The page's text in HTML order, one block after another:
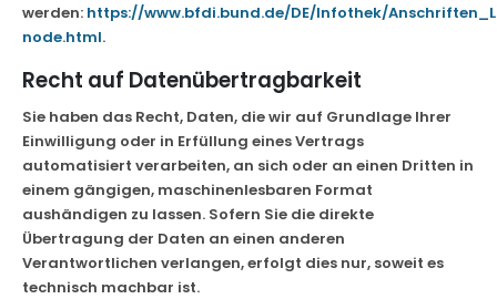
werden: https://www.bfdi.bund.de/DE/Infothek/
node.html.
Recht auf Datenübertragbarkeit
Sie haben das Recht, Daten, die wir auf Grundlage Ihrer
Einwilligung oder in Erfüllung eines Vertrags
automatisiert verarbeiten, an sich oder an einen Dritten in
einem gängigen, maschinenlesbaren Format
aushändigen zu lassen. Sofern Sie die direkte
Übertragung der Daten an einen anderen
Verantwortlichen verlangen, erfolgt dies nur, soweit es
technisch machbar ist.